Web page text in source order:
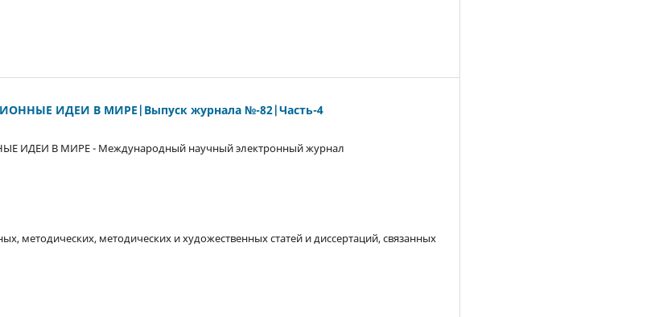
ИДЕИ В МИРЕ|Выпуск журнала №-82|Часть-4
В МИРЕ - Международный научный электронный журнал
методических, методических и художественных статей и диссертаций, связанных